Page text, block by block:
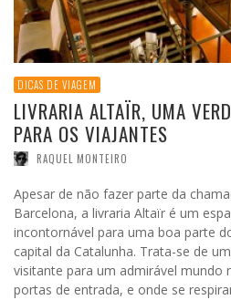
DICAS DE VIAGEM
LIVRARIA ALTAÏR, UMA
PARA OS VIAJANTES
RAQUEL MONTEIRO
Apesar de não fazer parte da
Barcelona, a livraria Altaïr é um
incontornável para uma boa parte
capital da Catalunha. Trata-se de
visitante para um admirável mundo
portas de entrada, e onde se